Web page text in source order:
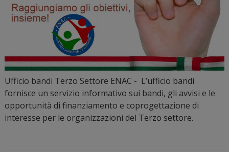
Ufficio bandi Terzo Settore ENAC - L’ufficio bandi
fornisce un servizio informativo sui bandi, gli avvisi e le
opportunità di finanziamento e coprogettazione di
interesse per le organizzazioni del Terzo settore.